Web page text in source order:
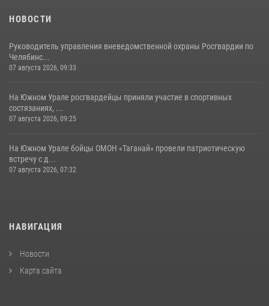
НОВОСТИ
Руководитель управления вневедомственной охраны Росгвардии по
Челябинс...
07 августа 2026, 09:33
На Южном Урале росгвардейцы приняли участие в спортивных
состязаниях, ...
07 августа 2026, 09:25
На Южном Урале бойцы ОМОН «Таганай» провели патриотическую
встречу с д...
07 августа 2026, 07:32
НАВИГАЦИЯ
Новости
Карта сайта